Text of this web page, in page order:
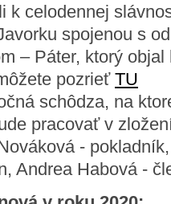
k celodennej
spojenou s
– Páter, ktorý
pozrieť TU
schôdza, na
pracovať v
-
Andrea Habová -